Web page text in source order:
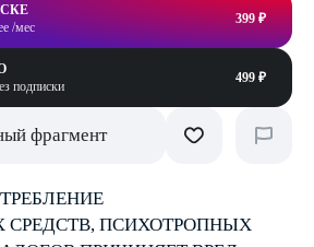
/мес
399 ₽
подписки
499 ₽
фрагмент
СРЕДСТВ, ПСИХОТРОПНЫХ